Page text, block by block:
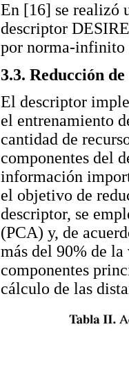
En [16] se realizó
descriptor
por norma-infinito
3.3. Reducción
El descriptor
el entrenamiento
cantidad de
componentes del
información
el objetivo de
descriptor, se
(PCA) y, de
más del 90% de la
componentes
cálculo de las